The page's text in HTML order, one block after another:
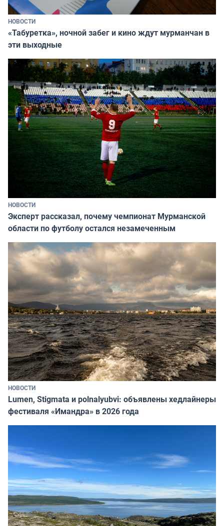
НОВОСТИ
«Табуретка», ночной забег и кино ждут мурманчан в
эти выходные
НОВОСТИ
Эксперт рассказал, почему чемпионат Мурманской
области по футболу остался незамеченным
НОВОСТИ
Lumen, Stigmata и polnalyubvi: объявлены хедлайнеры
фестиваля «Имандра» в 2026 года